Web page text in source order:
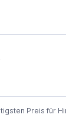
Preis für